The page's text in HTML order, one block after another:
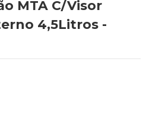
MTA C/Visor
4,5Litros -